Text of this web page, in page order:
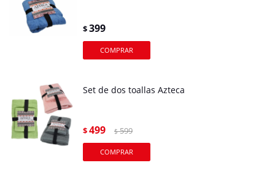
$399
Set de dos toallas Azteca
$499 $ 599